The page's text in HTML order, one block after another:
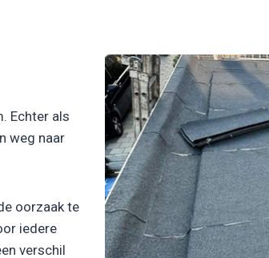
Echter als
weg naar
oorzaak te
iedere
verschil